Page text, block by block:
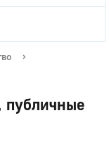
›
публичные